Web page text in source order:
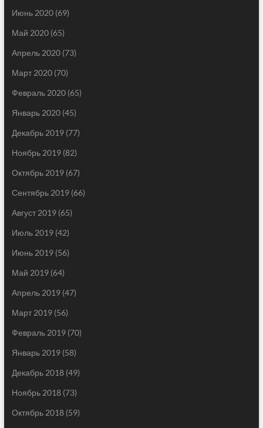
Июнь 2020(69)
Май 2020(65)
Апрель 2020(73)
Март 2020(70)
Февраль 2020(65)
Январь 2020(45)
Декабрь 2019(77)
Ноябрь 2019(82)
Октябрь 2019(67)
Сентябрь 2019(66)
Август 2019(65)
Июль 2019(42)
Июнь 2019(56)
Май 2019(64)
Апрель 2019(47)
Март 2019(56)
Февраль 2019(70)
Январь 2019(58)
Декабрь 2018(49)
Ноябрь 2018(73)
Октябрь 2018(59)